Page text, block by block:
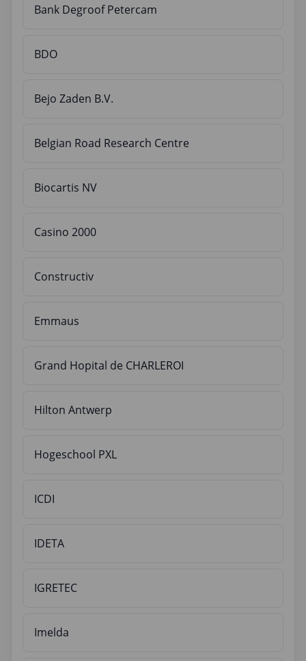
Bank Degroof Petercam
BDO
Bejo Zaden B.V.
Belgian Road Research Centre
Biocartis NV
Casino 2000
Constructiv
Emmaus
Grand Hopital de CHARLEROI
Hilton Antwerp
Hogeschool PXL
ICDI
IDETA
IGRETEC
Imelda